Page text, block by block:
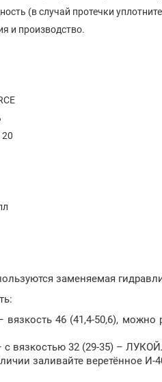
(в случай протечки
и производство.
20
заменяемая
вязкость 46 (41,4-50,6),
с вязкостью 32 (29-35) –
заливайте веретённое И-